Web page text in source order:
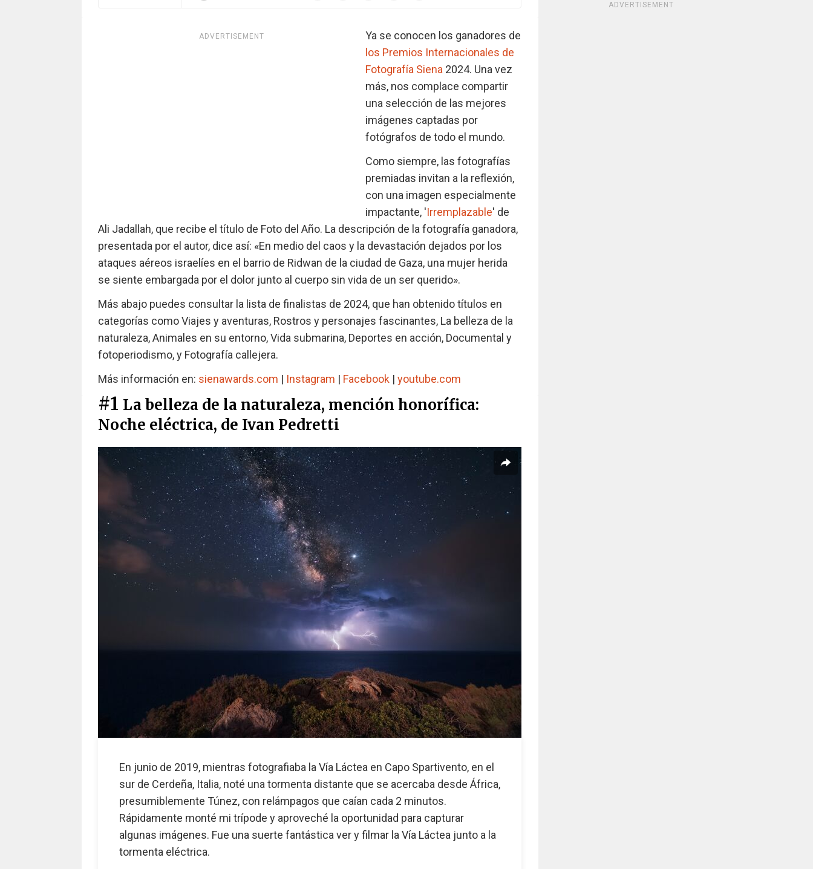
ADVERTISEMENT
Ya se conocen los ganadores de
los Premios Internacionales de
Fotografía Siena 2024. Una vez
más, nos complace compartir
una selección de las mejores
imágenes captadas por
fotógrafos de todo el mundo.
Como siempre, las fotografías
premiadas invitan a la reflexión,
con una imagen especialmente
impactante, 'Irremplazable' de
Ali Jadallah, que recibe el título de Foto del Año. La descripción de la fotografía ganadora,
presentada por el autor, dice así: «En medio del caos y la devastación dejados por los
ataques aéreos israelíes en el barrio de Ridwan de la ciudad de Gaza, una mujer herida
se siente embargada por el dolor junto al cuerpo sin vida de un ser querido».
Más abajo puedes consultar la lista de finalistas de 2024, que han obtenido títulos en
categorías como Viajes y aventuras, Rostros y personajes fascinantes, La belleza de la
naturaleza, Animales en su entorno, Vida submarina, Deportes en acción, Documental y
fotoperiodismo, y Fotografía callejera.
Más información en: sienawards.com | Instagram | Facebook| youtube.com
#1 La belleza de la naturaleza, mención honorífica:
Noche eléctrica, de Ivan Pedretti
En junio de 2019, mientras fotografiaba la Vía Láctea en Capo Spartivento, en el
sur de Cerdeña, Italia, noté una tormenta distante que se acercaba desde África,
presumiblemente Túnez, con relámpagos que caían cada 2 minutos.
Rápidamente monté mi trípode y aproveché la oportunidad para capturar
algunas imágenes. Fue una suerte fantástica ver y filmar la Vía Láctea junto a la
tormenta eléctrica.
ADVERTISEMENT